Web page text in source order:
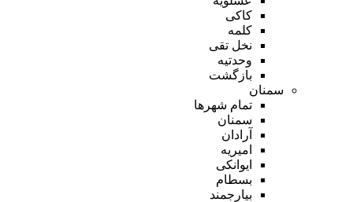
کاکی
کلمه
نخل تقی
وحدتیه
بازگشت
سمنان
تمام شهر‌ها
سمنان
آرادان
امیریه
ایوانکی
بسطام
بیارجمند